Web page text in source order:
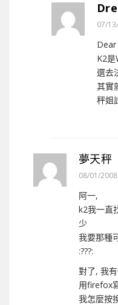
07/
Dear
K2
選去
其實
秤姐
夢天秤
08/01/2008
阿一,
k2我一直
少
我要那種
:???:
對了, 我
用firefox
我怎麼按